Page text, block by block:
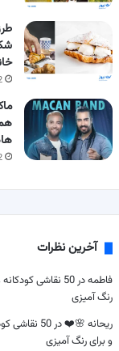
2
2
آخرین نظرات
فاطمهدر
50 نقاشی
رنگ آمیزی
ریحانه 🌸❤️در
50
و برای رنگ آمیزی